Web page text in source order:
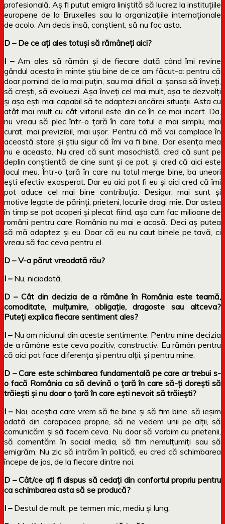
profesională. Aș fi putut emigra liniștită să lucrez la instituțiile
europene de la Bruxelles sau la organizațiile internaționale
de acolo. Am decis însă, conștient, să nu fac asta.
D – De ce ați ales totuși să rămâneți aici?
I –Am ales să rămân și de fiecare dată când îmi revine
gândul acesta în minte știu bine de ce am făcut-o: pentru că
doar pornind de la mai puțin, sau mai dificil, ai șansa să înveți,
să crești, să evoluezi. Așa înveți cel mai mult, așa te dezvolți
și așa ești mai capabil să te adaptezi oricărei situații. Asta cu
atât mai mult cu cât viitorul este din ce în ce mai incert. Da,
nu vreau să plec într-o țară în care totul e mai simplu, mai
curat, mai previzibil, mai ușor. Pentru că mă voi complace în
această stare și știu sigur că îmi va fi bine. Dar esența mea
nu e aceasta. Nu cred că sunt masochistă, cred că sunt pe
deplin conștientă de cine sunt și ce pot, și cred că aici este
locul meu. Într-o țară în care nu totul merge bine, ba uneori
ești efectiv exasperat. Dar eu aici pot fi eu și aici cred că îmi
pot aduce cel mai bine contribuția. Desigur, mai sunt și
motive legate de părinți, prieteni, locurile dragi mie. Dar astea
în timp se pot acoperi și plecat fiind, așa cum fac milioane de
români pentru care România nu mai e acasă. Deci aș putea
să mă adaptez și eu. Doar că eu nu caut binele pe tavă, ci
vreau să fac ceva pentru el.
D – V-a părut vreodată rău?
I –Nu, niciodată.
D – Cât din decizia de a rămâne în România este teamă,
comoditate, mulțumire, obligație, dragoste sau altceva?
Puteți explica fiecare sentiment ales?
I –Nu am niciunul din aceste sentimente. Pentru mine decizia
de a rămâne este ceva pozitiv, constructiv. Eu rămân pentru
că aici pot face diferența și pentru alții, și pentru mine.
D – Care este schimbarea fundamentală pe care ar trebui s-
o facă România ca să devină o țară în care să-ți dorești să
trăiești și nu doar o țară în care ești nevoit să trăiești?
I –Noi, aceștia care vrem să fie bine și să fim bine, să ieșim
odată din carapacea proprie, să ne vedem unii pe alții, să
comunicăm și să facem ceva. Nu doar să vorbim cu prietenii,
să comentăm în social media, să fim nemulțumiți sau să
emigrăm. Nu zic să intrăm în politică, eu cred că schimbarea
începe de jos, de la fiecare dintre noi.
D – Cât/ce ați fi dispus să cedați din confortul propriu pentru
ca schimbarea asta să se producă?
I –Destul de mult, pe termen mic, mediu și lung.